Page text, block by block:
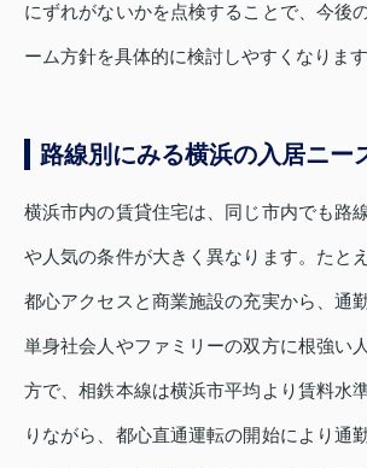
にずれがないかを点検することで、今後
ーム方針を具体的に検討しやすくなります
路線別にみる横浜の入居ニー
横浜市内の賃貸住宅は、同じ市内でも路
や人気の条件が大きく異なります。たと
都心アクセスと商業施設の充実から、通
単身社会人やファミリーの双方に根強い
方で、相鉄本線は横浜市平均より賃料水
りながら、都心直通運転の開始により通